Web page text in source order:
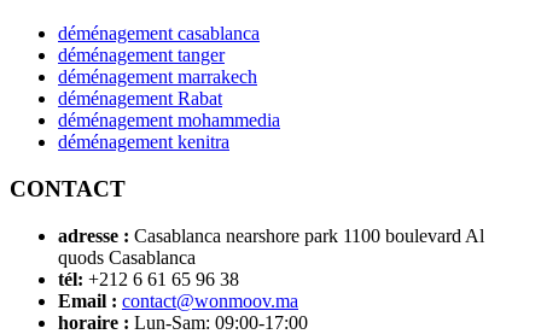
déménagement casablanca
déménagement tanger
déménagement marrakech
déménagement Rabat
déménagement mohammedia
déménagement kenitra
CONTACT
adresse : Casablanca nearshore park 1100 boulevard Al
quods Casablanca
tél: +212 6 61 65 96 38
Email : contact@wonmoov.ma
horaire : Lun-Sam: 09:00-17:00